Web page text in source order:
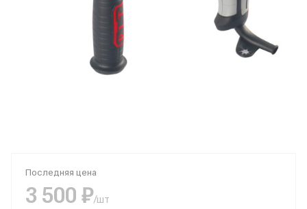
Последняя цена
3 500 ₽/шт